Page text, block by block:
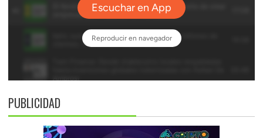
PUBLICIDAD